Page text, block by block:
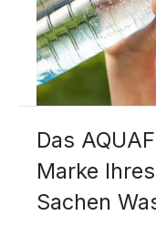
Das
Marke
Sachen